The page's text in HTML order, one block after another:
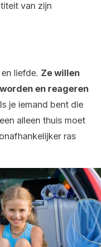
van zijn
liefde. Ze willen
en reageren
je iemand bent die
alleen thuis moet
ras